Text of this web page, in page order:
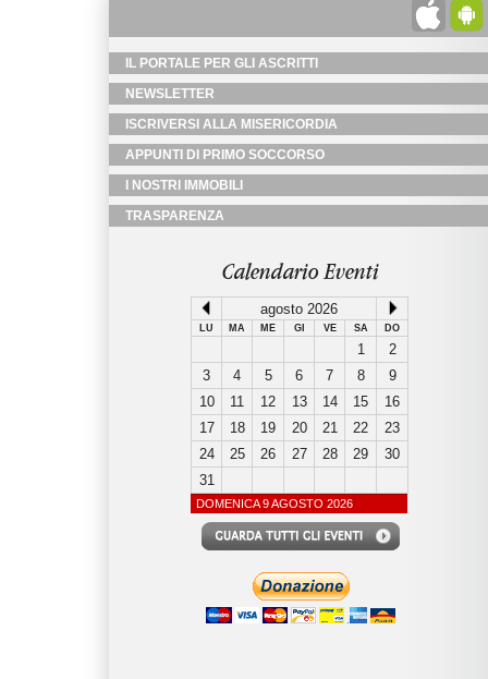
IL PORTALE PER GLI ASCRITTI
NEWSLETTER
ISCRIVERSI ALLA MISERICORDIA
APPUNTI DI PRIMO SOCCORSO
I NOSTRI IMMOBILI
TRASPARENZA
Calendario Eventi
agosto 2026
LU MA ME GI VE SA DO
1
2
3
4 5 6 7 8
9
10
11 12 13 14 15
16
17
18 19 20 21 22
23
24
25 26 27 28 29
30
31
DOMENICA 9 AGOSTO 2026